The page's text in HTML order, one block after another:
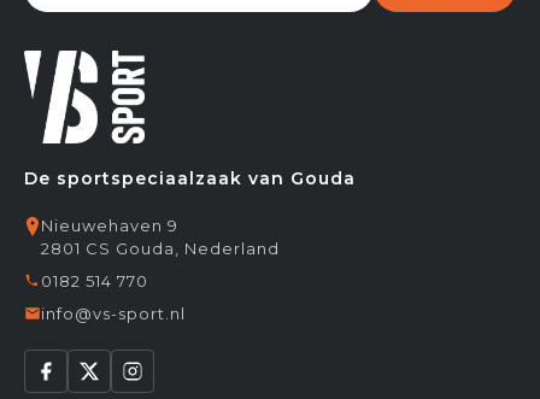
De sportspeciaalzaak van Gouda
Nieuwehaven 9
2801 CS Gouda, Nederland
0182 514 770
info@vs-sport.nl